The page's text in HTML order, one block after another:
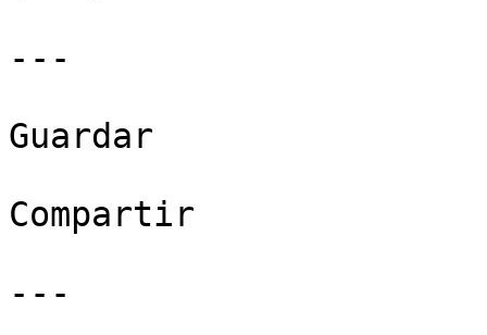
---
Guardar
Compartir
---